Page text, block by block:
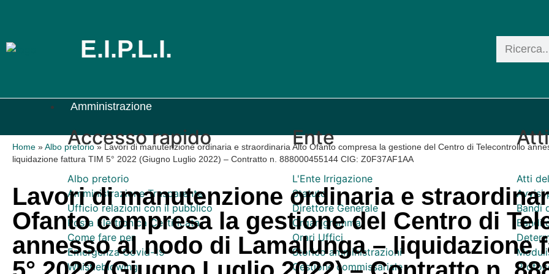
E.I.P.L.I.
Amministrazione
Accesso rapido
Albo pretorio
Amministrazione Trasparente
Ufficio relazioni con il pubblico
Posta Elettronica Certificata
Come fare per
Emergenza Covid-19
Whistleblowing
Ente
L'Ente Irrigazione
Statuto
Direttore Generale
Organigramma
Orari Uffici
Storico amministrazioni
Gestione commissariale
Atti
Avvisi
Bandi
Bandi
Home » Albo pretorio» Lavori di manutenzione ordinaria e straordinaria Alto Ofanto compresa la gestione del Centro di Telecontrollo
liquidazione fattura TIM 5° 2022 (Giugno Luglio 2022) – Contratto n. 888000455144 CIG: Z0F37AF1AA
Lavori di manutenzione ordinaria e
Ofanto compresa la gestione del Centro di
annesso al nodo di Lamalunga – liquidazione